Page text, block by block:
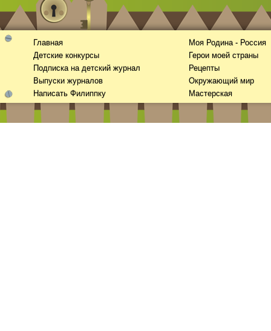
Главная
Детские конкурсы
Подписка на детский журнал
Выпуски журналов
Написать Филиппку
Моя Родина - Россия
Герои моей страны
Рецепты
Окружающий мир
Мастерская